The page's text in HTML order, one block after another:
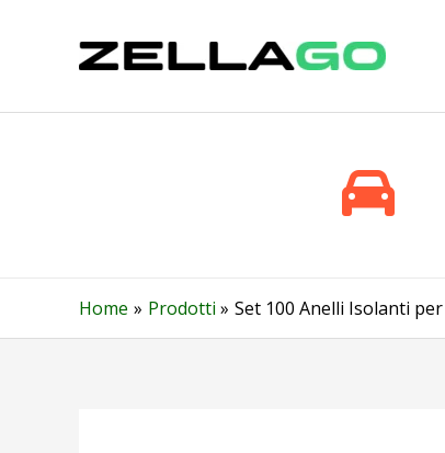
contenuto
Home Prodotti Set 100 Anelli Isolanti